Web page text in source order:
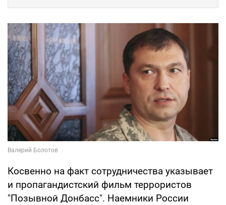
Косвенно на факт сотрудничества указывает
и пропагандистский фильм террористов
"Позывной Донбасс". Наемники России